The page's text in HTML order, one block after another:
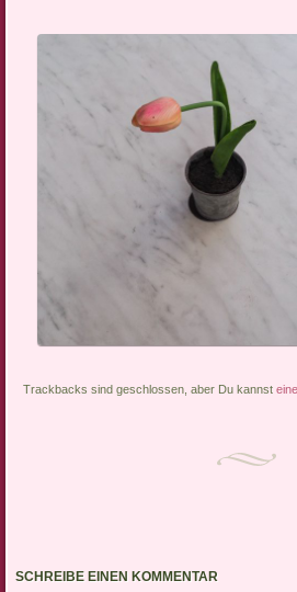
Trackbacks sind geschlossen, aber Du kannst
SCHREIBE EINEN KOMMENTAR